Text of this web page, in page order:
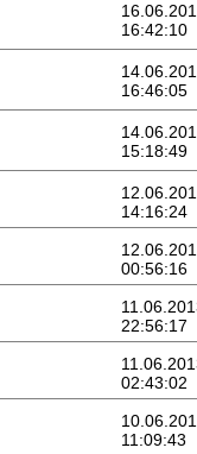
16:42:10
16:46:05
15:18:49
14:16:24
00:56:16
22:56:17
02:43:02
11:09:43